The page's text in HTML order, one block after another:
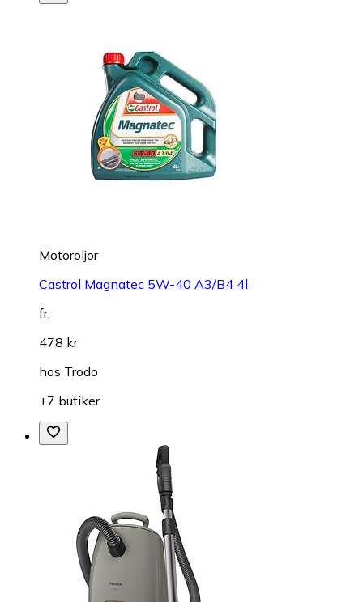
Motoroljor
Castrol Magnatec 5W-40 A3/B4 4l
fr.
478 kr
hos Trodo
+7 butiker